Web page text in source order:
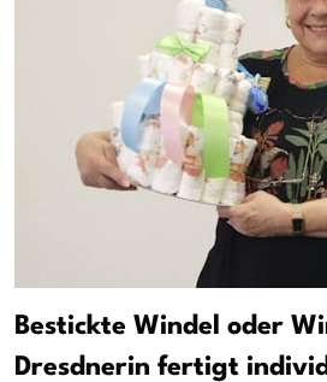
Bestickte Windel oder
Dresdnerin fertigt